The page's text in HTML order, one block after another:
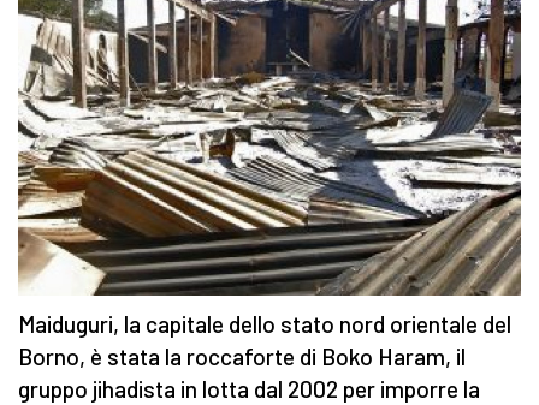
Maiduguri, la capitale dello stato nord orientale del
Borno, è stata la roccaforte di Boko Haram, il
gruppo jihadista in lotta dal 2002 per imporre la